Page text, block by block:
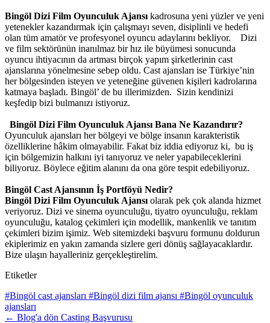
Bingöl Dizi Film Oyunculuk Ajansı kadrosuna yeni yüzler ve yeni
yetenekler kazandırmak için çalışmayı seven, disiplinli ve hedefi
olan tüm amatör ve profesyonel oyuncu adaylarını bekliyor.
Dizi
ve film sektörünün inanılmaz bir hız ile büyümesi sonucunda
oyuncu ihtiyacının da artması birçok yapım şirketlerinin cast
ajanslarına yönelmesine sebep oldu. Cast ajansları ise Türkiye’nin
her bölgesinden isteyen ve yeteneğine güvenen kişileri kadrolarına
katmaya başladı. Bingöl’ de bu illerimizden. Sizin kendinizi
keşfedip bizi bulmanızı istiyoruz.
Bingöl Dizi Film Oyunculuk Ajansı Bana Ne Kazandırır?
Oyunculuk ajansları her bölgeyi ve bölge insanın karakteristik
özelliklerine hâkim olmayabilir. Fakat biz iddia ediyoruz ki, bu iş
için bölgemizin halkını iyi tanıyoruz ve neler yapabileceklerini
biliyoruz. Böylece eğitim alanını da ona göre tespit edebiliyoruz.
Bingöl Cast Ajansının İş Portföyü Nedir?
Bingöl Dizi Film Oyunculuk Ajansı olarak pek çok alanda hizmet
veriyoruz. Dizi ve sinema oyunculuğu, tiyatro oyunculuğu, reklam
oyunculuğu, katalog çekimleri için modellik, mankenlik ve tanıtım
çekimleri bizim işimiz. Web sitemizdeki başvuru formunu doldurun
ekiplerimiz en yakın zamanda sizlere geri dönüş sağlayacaklardır.
Bize ulaşın hayalleriniz gerçekleştirelim.
Etiketler
#Bingöl cast ajansları #Bingöl dizi film ajansı #Bingöl oyunculuk
ajansları
← Blog'a dön Casting Başvurusu